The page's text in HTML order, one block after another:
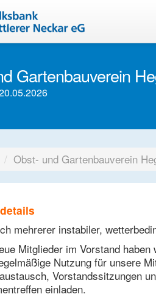
Gartenbauverein
/ Obst- und Gartenbauverein
mehrerer instabiler,
Mitglieder im Vorstand
Nutzung für unsere
Vorstandssitzungen
einladen.